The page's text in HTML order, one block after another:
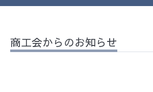
商工会からのお知らせ